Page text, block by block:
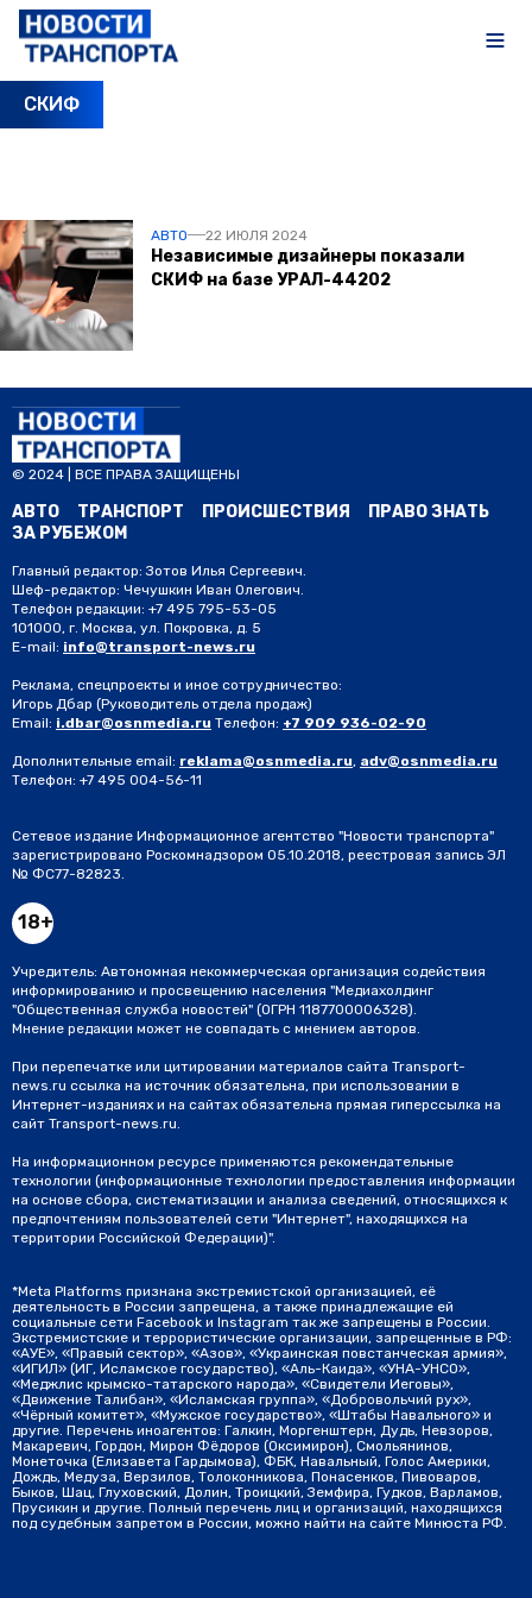
СКИФ
АВТО 22 ИЮЛЯ 2024
Независимые дизайнеры показали
СКИФ на базе УРАЛ-44202
© 2024 | ВСЕ ПРАВА ЗАЩИЩЕНЫ
АВТО ТРАНСПОРТ ПРОИСШЕСТВИЯ
ПРАВО ЗНАТЬ
ЗА РУБЕЖОМ
Главный редактор: Зотов Илья Сергеевич.
Шеф-редактор: Чечушкин Иван Олегович.
Телефон редакции: +7 495 795-53-05
101000, г. Москва, ул. Покровка, д. 5
E-mail: info@transport-news.ru
Реклама, спецпроекты и иное сотрудничество:
Игорь Дбар (Руководитель отдела продаж)
Email: i.dbar@osnmedia.ru Телефон: +7 909 936-02-90
Дополнительные email: reklama@osnmedia.ru, adv@osnmedia.ru
Телефон: +7 495 004-56-11
Сетевое издание Информационное агентство "Новости транспорта"
зарегистрировано Роскомнадзором 05.10.2018, реестровая запись ЭЛ
№ ФС77-82823.
18+
Учредитель: Автономная некоммерческая организация содействия
информированию и просвещению населения "Медиахолдинг
"Общественная служба новостей" (ОГРН 1187700006328).
Мнение редакции может не совпадать с мнением авторов.
При перепечатке или цитировании материалов сайта Transport-
news.ru ссылка на источник обязательна, при использовании в
Интернет-изданиях и на сайтах обязательна прямая гиперссылка на
сайт Transport-news.ru.
На информационном ресурсе применяются рекомендательные
технологии (информационные технологии предоставления информации
на основе сбора, систематизации и анализа сведений, относящихся к
предпочтениям пользователей сети "Интернет", находящихся на
территории Российской Федерации)".
*Meta Platforms признана экстремистской организацией, её
деятельность в России запрещена, а также принадлежащие ей
социальные сети Facebook и Instagram так же запрещены в России.
Экстремистские и террористические организации, запрещенные в РФ:
«АУЕ», «Правый сектор», «Азов», «Украинская повстанческая армия»,
«ИГИЛ» (ИГ, Исламское государство), «Аль-Каида», «УНА-УНСО»,
«Меджлис крымско-татарского народа», «Свидетели Иеговы»,
«Движение Талибан», «Исламская группа», «Добровольчий рух»,
«Чёрный комитет», «Мужское государство», «Штабы Навального» и
другие. Перечень иноагентов: Галкин, Моргенштерн, Дудь, Невзоров,
Макаревич, Гордон, Мирон Фёдоров (Оксимирон), Смольянинов,
Монеточка (Елизавета Гардымова), ФБК, Навальный, Голос Америки,
Дождь, Медуза, Верзилов, Толоконникова, Понасенков, Пивоваров,
Быков, Шац, Глуховский, Долин, Троицкий, Земфира, Гудков, Варламов,
Прусикин и другие. Полный перечень лиц и организаций, находящихся
под судебным запретом в России, можно найти на сайте Минюста РФ.